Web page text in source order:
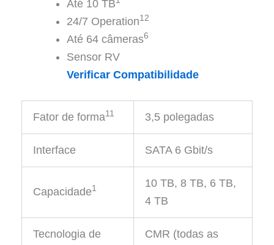
Até 10 TB
24/7 Operation12
Até 64 câmeras6
Sensor RV
Verificar Compatibilidade
Fator de forma11 3,5 polegadas
Interface SATA 6 Gbit/s
Capacidade1
10 TB, 8 TB, 6 TB,
4 TB
Tecnologia de
CMR (todas as